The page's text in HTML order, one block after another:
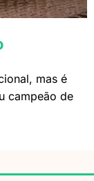
mas é
campeão de